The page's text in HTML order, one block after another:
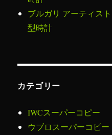
ブルガリ アーティス
型時計
カテゴリー
IWCスーパーコピー
ウブロスーパーコピー